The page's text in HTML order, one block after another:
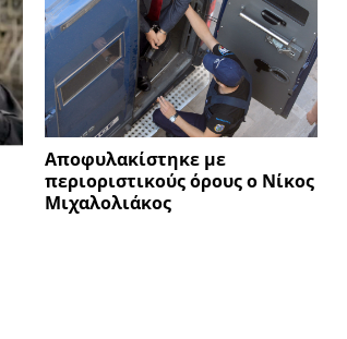
Αποφυλακίστηκε με
περιοριστικούς όρους ο Νίκος
Μιχαλολιάκος